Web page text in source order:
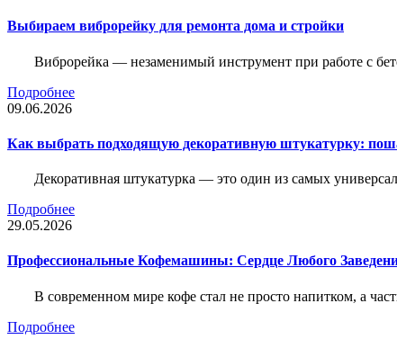
Выбираем виброрейку для ремонта дома и стройки
Виброрейка — незаменимый инструмент при работе с
Подробнее
09.06.2026
Как выбрать подходящую декоративную штукатурку:
Декоративная штукатурка — это один из самых
Подробнее
29.05.2026
Профессиональные Кофемашины: Сердце Любого
В современном мире кофе стал не просто напитком, а
Подробнее